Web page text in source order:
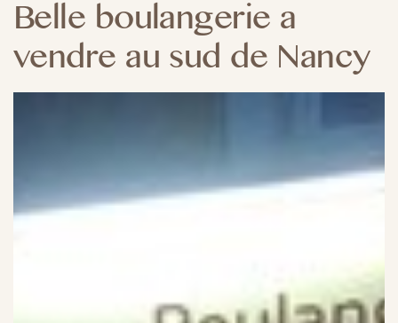
Belle boulangerie a
vendre au sud de Nancy